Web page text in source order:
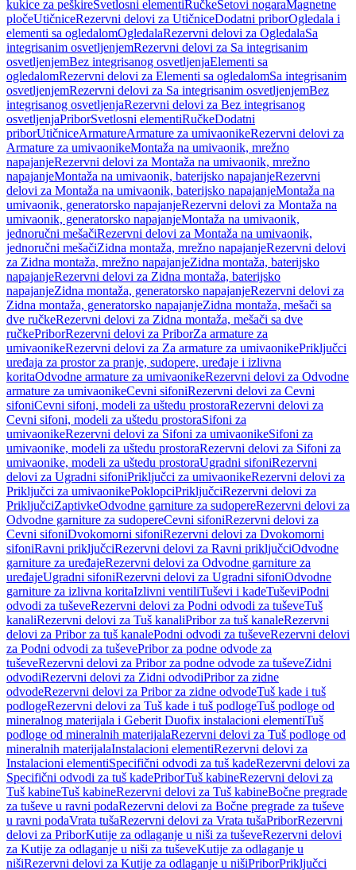
kukice za peškireSvetlosni elementiRučkeSetovi nogaraMagnetne
pločeUtičniceRezervni delovi za UtičniceDodatni priborOgledala i
elementi sa ogledalomOgledalaRezervni delovi za OgledalaSa
integrisanim osvetljenjemRezervni delovi za Sa integrisanim
osvetljenjemBez integrisanog osvetljenjaElementi sa
ogledalomRezervni delovi za Elementi sa ogledalomSa integrisanim
osvetljenjemRezervni delovi za Sa integrisanim osvetljenjemBez
integrisanog osvetljenjaRezervni delovi za Bez integrisanog
osvetljenjaPriborSvetlosni elementiRučkeDodatni
priborUtičniceArmatureArmature za umivaonikeRezervni delovi za
Armature za umivaonikeMontaža na umivaonik, mrežno
napajanjeRezervni delovi za Montaža na umivaonik, mrežno
napajanjeMontaža na umivaonik, baterijsko napajanjeRezervni
delovi za Montaža na umivaonik, baterijsko napajanjeMontaža na
umivaonik, generatorsko napajanjeRezervni delovi za Montaža na
umivaonik, generatorsko napajanjeMontaža na umivaonik,
jednoručni mešačiRezervni delovi za Montaža na umivaonik,
jednoručni mešačiZidna montaža, mrežno napajanjeRezervni delovi
za Zidna montaža, mrežno napajanjeZidna montaža, baterijsko
napajanjeRezervni delovi za Zidna montaža, baterijsko
napajanjeZidna montaža, generatorsko napajanjeRezervni delovi za
Zidna montaža, generatorsko napajanjeZidna montaža, mešači sa
dve ručkeRezervni delovi za Zidna montaža, mešači sa dve
ručkePriborRezervni delovi za PriborZa armature za
umivaonikeRezervni delovi za Za armature za umivaonikePriključci
uređaja za prostor za pranje, sudopere, uređaje i izlivna
koritaOdvodne armature za umivaonikeRezervni delovi za Odvodne
armature za umivaonikeCevni sifoniRezervni delovi za Cevni
sifoniCevni sifoni, modeli za uštedu prostoraRezervni delovi za
Cevni sifoni, modeli za uštedu prostoraSifoni za
umivaonikeRezervni delovi za Sifoni za umivaonikeSifoni za
umivaonike, modeli za uštedu prostoraRezervni delovi za Sifoni za
umivaonike, modeli za uštedu prostoraUgradni sifoniRezervni
delovi za Ugradni sifoniPriključci za umivaonikeRezervni delovi za
Priključci za umivaonikePoklopciPriključciRezervni delovi za
PriključciZaptivkeOdvodne garniture za sudopereRezervni delovi za
Odvodne garniture za sudopereCevni sifoniRezervni delovi za
Cevni sifoniDvokomorni sifoniRezervni delovi za Dvokomorni
sifoniRavni priključciRezervni delovi za Ravni priključciOdvodne
garniture za uređajeRezervni delovi za Odvodne garniture za
uređajeUgradni sifoniRezervni delovi za Ugradni sifoniOdvodne
garniture za izlivna koritaIzlivni ventiliTuševi i kadeTuševiPodni
odvodi za tuševeRezervni delovi za Podni odvodi za tuševeTuš
kanaliRezervni delovi za Tuš kanaliPribor za tuš kanaleRezervni
delovi za Pribor za tuš kanalePodni odvodi za tuševeRezervni delovi
za Podni odvodi za tuševePribor za podne odvode za
tuševeRezervni delovi za Pribor za podne odvode za tuševeZidni
odvodiRezervni delovi za Zidni odvodiPribor za zidne
odvodeRezervni delovi za Pribor za zidne odvodeTuš kade i tuš
podlogeRezervni delovi za Tuš kade i tuš podlogeTuš podloge od
mineralnog materijala i Geberit Duofix instalacioni elementiTuš
podloge od mineralnih materijalaRezervni delovi za Tuš podloge od
mineralnih materijalaInstalacioni elementiRezervni delovi za
Instalacioni elementiSpecifični odvodi za tuš kadeRezervni delovi za
Specifični odvodi za tuš kadePriborTuš kabineRezervni delovi za
Tuš kabineTuš kabineRezervni delovi za Tuš kabineBočne pregrade
za tuševe u ravni podaRezervni delovi za Bočne pregrade za tuševe
u ravni podaVrata tušaRezervni delovi za Vrata tušaPriborRezervni
delovi za PriborKutije za odlaganje u niši za tuševeRezervni delovi
za Kutije za odlaganje u niši za tuševeKutije za odlaganje u
nišiRezervni delovi za Kutije za odlaganje u nišiPriborPriključci